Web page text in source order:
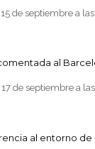
de septiembre a
al
17 de septiembre a
al entorno de